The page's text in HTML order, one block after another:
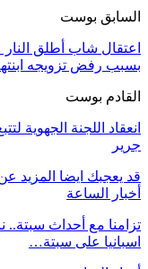
السابق بوست
اعتقال شاب أطلق
بسبب رفض تزويجه
القادم بوست
انعقاد اللجنة الجهوية
جرير
قد يعجبك ايضا المزيد
أخبار الساعة
تزامنا مع أحداث سبتة..
اسبانيا على سبتة…